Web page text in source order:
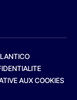
AUX COOKIES